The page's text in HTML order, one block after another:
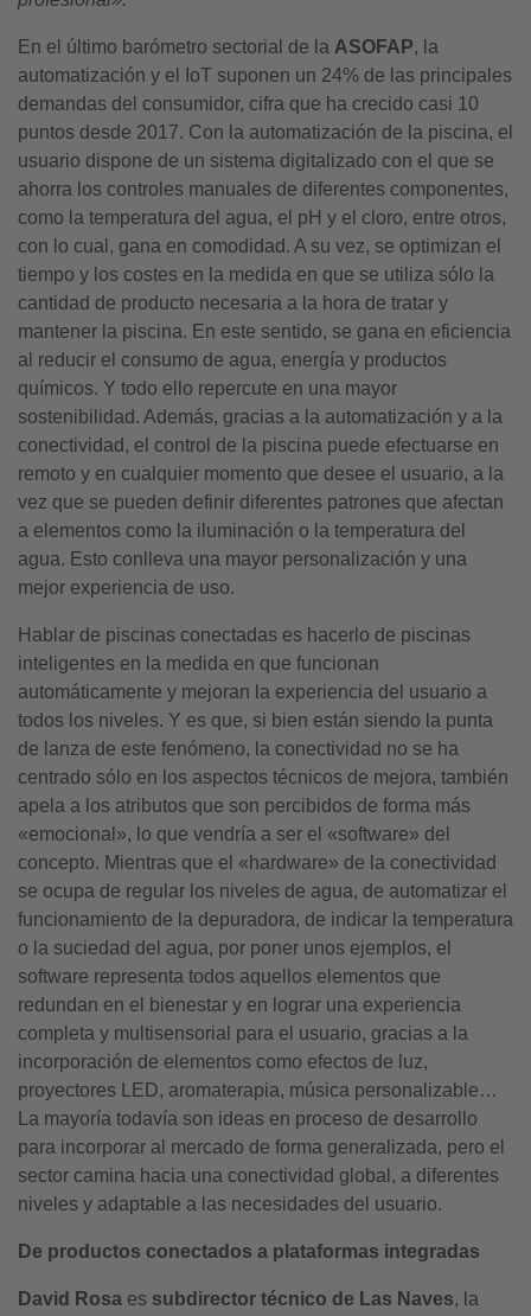
En el último barómetro sectorial de la ASOFAP, la
automatización y el IoT suponen un 24% de las principales
demandas del consumidor, cifra que ha crecido casi 10
puntos desde 2017. Con la automatización de la piscina, el
usuario dispone de un sistema digitalizado con el que se
ahorra los controles manuales de diferentes componentes,
como la temperatura del agua, el pH y el cloro, entre otros,
con lo cual, gana en comodidad. A su vez, se optimizan el
tiempo y los costes en la medida en que se utiliza sólo la
cantidad de producto necesaria a la hora de tratar y
mantener la piscina. En este sentido, se gana en eficiencia
al reducir el consumo de agua, energía y productos
químicos. Y todo ello repercute en una mayor
sostenibilidad. Además, gracias a la automatización y a la
conectividad, el control de la piscina puede efectuarse en
remoto y en cualquier momento que desee el usuario, a la
vez que se pueden definir diferentes patrones que afectan
a elementos como la iluminación o la temperatura del
agua. Esto conlleva una mayor personalización y una
mejor experiencia de uso.
Hablar de piscinas conectadas es hacerlo de piscinas
inteligentes en la medida en que funcionan
automáticamente y mejoran la experiencia del usuario a
todos los niveles. Y es que, si bien están siendo la punta
de lanza de este fenómeno, la conectividad no se ha
centrado sólo en los aspectos técnicos de mejora, también
apela a los atributos que son percibidos de forma más
«emocional», lo que vendría a ser el «software» del
concepto. Mientras que el «hardware» de la conectividad
se ocupa de regular los niveles de agua, de automatizar el
funcionamiento de la depuradora, de indicar la temperatura
o la suciedad del agua, por poner unos ejemplos, el
software representa todos aquellos elementos que
redundan en el bienestar y en lograr una experiencia
completa y multisensorial para el usuario, gracias a la
incorporación de elementos como efectos de luz,
proyectores LED, aromaterapia, música personalizable…
La mayoría todavía son ideas en proceso de desarrollo
para incorporar al mercado de forma generalizada, pero el
sector camina hacia una conectividad global, a diferentes
niveles y adaptable a las necesidades del usuario.
De productos conectados a plataformas integradas
David Rosa es subdirector técnico de Las Naves, la